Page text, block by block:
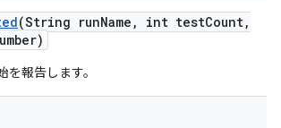
(String runName , int testCount,
を報告します。